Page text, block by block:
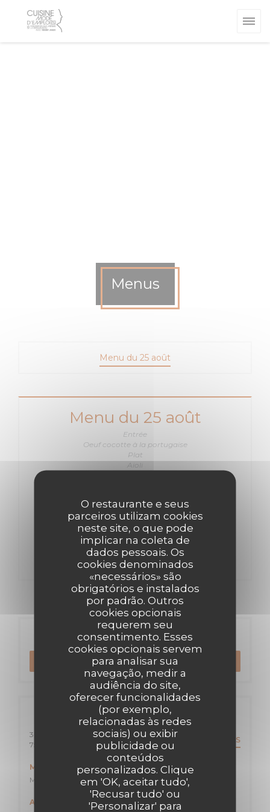
O restaurante e seus
parceiros utilizam cookies
neste site, o que pode
implicar na coleta de
dados pessoais. Os
cookies denominados
«necessários» são
obrigatórios e instalados
por padrão. Outros
cookies opcionais
requerem seu
consentimento. Esses
cookies opcionais servem
para analisar sua
navegação, medir a
audiência do site,
oferecer funcionalidades
(por exemplo,
relacionadas às redes
sociais) ou exibir
publicidade ou
conteúdos
personalizados. Clique
em 'OK, aceitar tudo',
'Recusar tudo' ou
'Personalizar' para
Menus
Menu du 25 août
Menu du 25 août
Entrée
Oeuf cocotte à la portugaise
Plat
Aioli
Riz au lait
22,00 EUR
Reserva
RESERVAR UMA MESA
Informações gerais
3-7 Rue Albert Marquet
75020 Paris
((abre numa nova janela)) DIREÇÕES
Metro
Maraîchers ligne 9 /Marie de Miribel T3B
Autocarro